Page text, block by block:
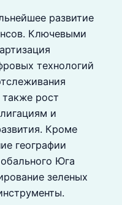
развитие
Ключевыми
технологий
также рост
и
Кроме
географии
Юга
зеленых